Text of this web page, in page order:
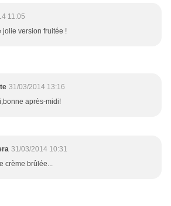
11:05
jolie version fruitée !
31/03/2014 13:16
après-midi!
31/03/2014 10:31
crème brûlée...